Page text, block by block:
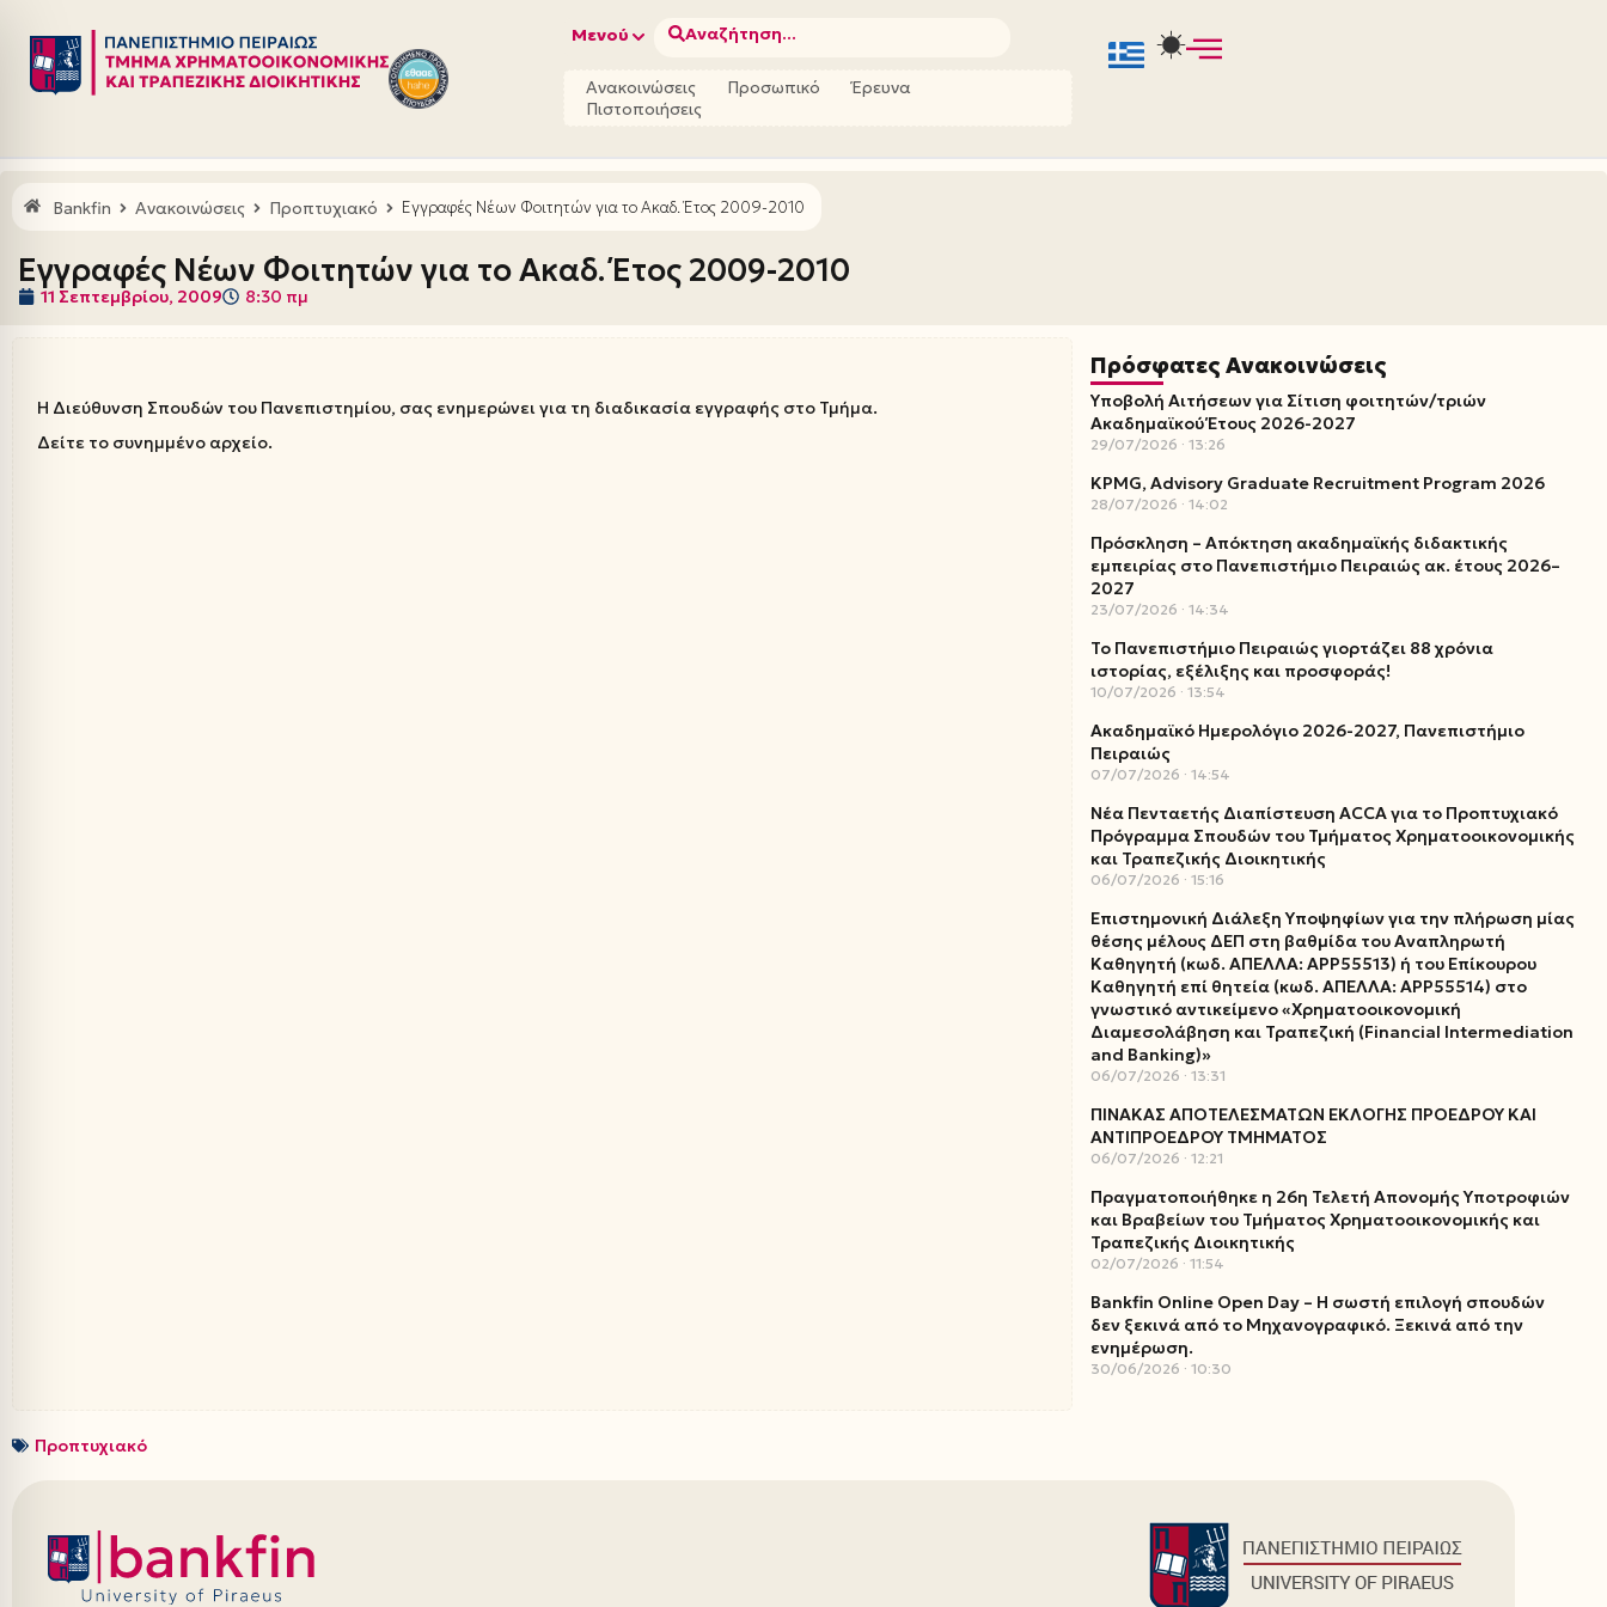
Μεταπηδήστε
στο
Μενού Αναζήτηση...
Ανακοινώσεις Προσωπικό
Έρευνα
Πιστοποιήσεις
Bankfin Ανακοινώσεις Προπτυχιακό Εγγραφές Νέων Φοιτητών για το Ακαδ. Έτος 2009-2010
Εγγραφές Νέων Φοιτητών για το Ακαδ. Έτος 2009-2010
11 Σεπτεμβρίου, 2009 8:30 πμ
Η Διεύθυνση Σπουδών του Πανεπιστημίου, σας ενημερώνει για τη διαδικασία εγγραφής στο Τμήμα.
Δείτε το συνημμένο αρχείο.
Πρόσφατες Ανακοινώσεις
Υποβολή Αιτήσεων για Σίτιση φοιτητών/τριών
Ακαδημαϊκού Έτους 2026-2027
29/07/2026 13:26
KPMG, Advisory Graduate Recruitment Program 2026
28/07/2026 14:02
Πρόσκληση – Απόκτηση ακαδημαϊκής διδακτικής
εμπειρίας στο Πανεπιστήμιο Πειραιώς ακ. έτους 2026–
2027
23/07/2026 14:34
Το Πανεπιστήμιο Πειραιώς γιορτάζει 88 χρόνια
ιστορίας, εξέλιξης και προσφοράς!
10/07/2026 13:54
Ακαδημαϊκό Ημερολόγιο 2026-2027, Πανεπιστήμιο
Πειραιώς
07/07/2026 14:54
Νέα Πενταετής Διαπίστευση ACCA για το Προπτυχιακό
Πρόγραμμα Σπουδών του Τμήματος Χρηματοοικονομικής
και Τραπεζικής Διοικητικής
06/07/2026 15:16
Επιστημονική Διάλεξη Υποψηφίων για την πλήρωση μίας
θέσης μέλους ΔΕΠ στη βαθμίδα του Αναπληρωτή
Καθηγητή (κωδ. ΑΠΕΛΛΑ: ΑΡΡ55513) ή του Επίκουρου
Καθηγητή επί θητεία (κωδ. ΑΠΕΛΛΑ: ΑΡΡ55514) στο
γνωστικό αντικείμενο «Χρηματοοικονομική
Διαμεσολάβηση και Τραπεζική (Financial Intermediation
and Banking)»
06/07/2026 13:31
ΠΙΝΑΚΑΣ ΑΠΟΤΕΛΕΣΜΑΤΩΝ ΕΚΛΟΓΗΣ ΠΡΟΕΔΡΟΥ ΚΑΙ
ΑΝΤΙΠΡΟΕΔΡΟΥ ΤΜΗΜΑΤΟΣ
06/07/2026 12:21
Πραγματοποιήθηκε η 26η Τελετή Απονομής Υποτροφιών
και Βραβείων του Τμήματος Χρηματοοικονομικής και
Τραπεζικής Διοικητικής
02/07/2026 11:54
Bankfin Online Open Day – Η σωστή επιλογή σπουδών
δεν ξεκινά από το Μηχανογραφικό. Ξεκινά από την
ενημέρωση.
30/06/2026 10:30
Προπτυχιακό